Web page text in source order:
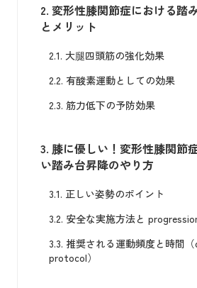
2. 変形性膝関節症における踏
とメリット
2.1. 大腿四頭筋の強化効果
2.2. 有酸素運動としての効果
2.3. 筋力低下の予防効果
3. 膝に優しい！変形性膝関節
い踏み台昇降のやり方
3.1. 正しい姿勢のポイント
3.2. 安全な実施方法と
3.3. 推奨される運動頻度と時間
protocol）